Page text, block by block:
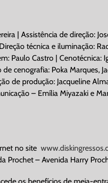
| Assistência de direção:
técnica e iluminação:
Paulo Castro | Cenotécnica:
cenografia: Poka Marques,
de produção: Jacqueline
– Emília Miyazaki e
no site
Prochet – Avenida Harry